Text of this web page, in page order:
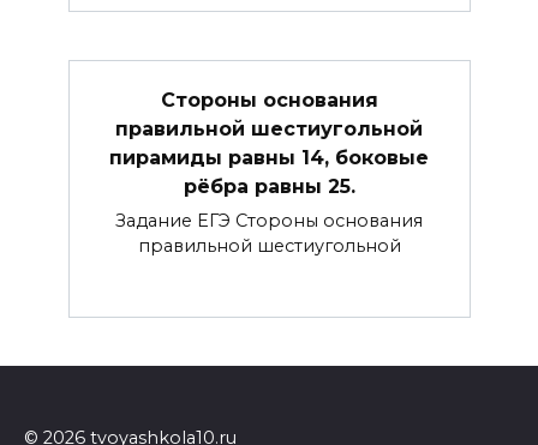
Стороны основания
правильной шестиугольной
пирамиды равны 14, боковые
рёбра равны 25.
Задание ЕГЭ Стороны основания
правильной шестиугольной
© 2026 tvoyashkola10.ru